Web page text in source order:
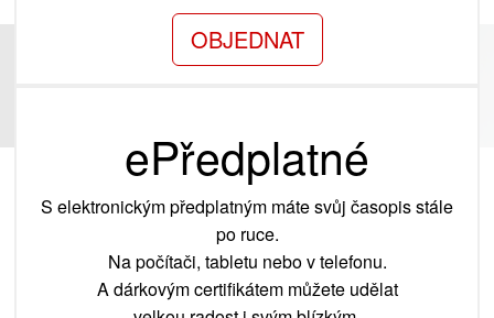
OBJEDNAT
ePředplatné
S elektronickým předplatným máte svůj časopis stále
po ruce.
Na počítači, tabletu nebo v telefonu.
A dárkovým certifikátem můžete udělat